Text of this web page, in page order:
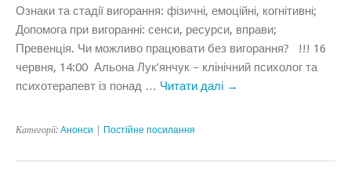
Ознаки та стадії вигорання: фізичні, емоційні, когнітивні;
Допомога при вигоранні: сенси, ресурси, вправи;
Превенція. Чи можливо працювати без вигорання? !!! 16
червня, 14:00 Альона Лук’янчук – клінічний психолог та
психотерапевт із понад … Читати далі →
Категорії: Анонси Постійне посилання